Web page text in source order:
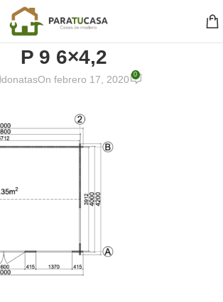
P 9 6×4,2
donatasOn febrero 17, 2020 0